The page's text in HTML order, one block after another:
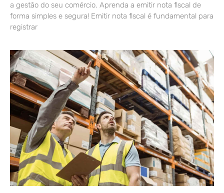
a gestão do seu comércio. Aprenda a emitir nota fiscal de
forma simples e segura! Emitir nota fiscal é fundamental para
registrar